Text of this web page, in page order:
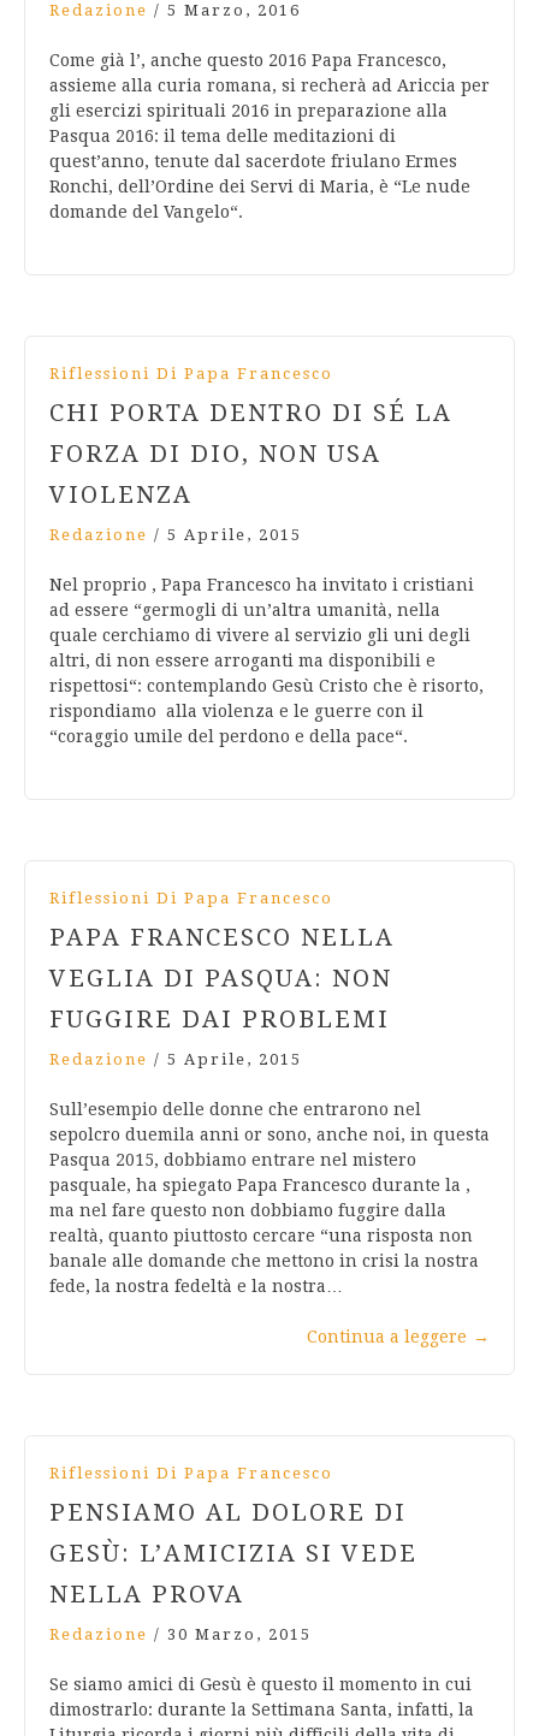
Redazione / 5 Marzo, 2016
Come già l’, anche questo 2016 Papa Francesco,
assieme alla curia romana, si recherà ad Ariccia per
gli esercizi spirituali 2016 in preparazione alla
Pasqua 2016: il tema delle meditazioni di
quest’anno, tenute dal sacerdote friulano Ermes
Ronchi, dell’Ordine dei Servi di Maria, è “Le nude
domande del Vangelo“.
Riflessioni Di Papa Francesco
CHI PORTA DENTRO DI SÉ LA
FORZA DI DIO, NON USA
VIOLENZA
Redazione / 5 Aprile, 2015
Nel proprio , Papa Francesco ha invitato i cristiani
ad essere “germogli di un’altra umanità, nella
quale cerchiamo di vivere al servizio gli uni degli
altri, di non essere arroganti ma disponibili e
rispettosi“: contemplando Gesù Cristo che è risorto,
rispondiamo alla violenza e le guerre con il
“coraggio umile del perdono e della pace“.
Riflessioni Di Papa Francesco
PAPA FRANCESCO NELLA
VEGLIA DI PASQUA: NON
FUGGIRE DAI PROBLEMI
Redazione / 5 Aprile, 2015
Sull’esempio delle donne che entrarono nel
sepolcro duemila anni or sono, anche noi, in questa
Pasqua 2015, dobbiamo entrare nel mistero
pasquale, ha spiegato Papa Francesco durante la ,
ma nel fare questo non dobbiamo fuggire dalla
realtà, quanto piuttosto cercare “una risposta non
banale alle domande che mettono in crisi la nostra
fede, la nostra fedeltà e la nostra…
Continua a leggere →
Riflessioni Di Papa Francesco
PENSIAMO AL DOLORE DI
GESÙ: L’AMICIZIA SI VEDE
NELLA PROVA
Redazione / 30 Marzo, 2015
Se siamo amici di Gesù è questo il momento in cui
dimostrarlo: durante la Settimana Santa, infatti, la